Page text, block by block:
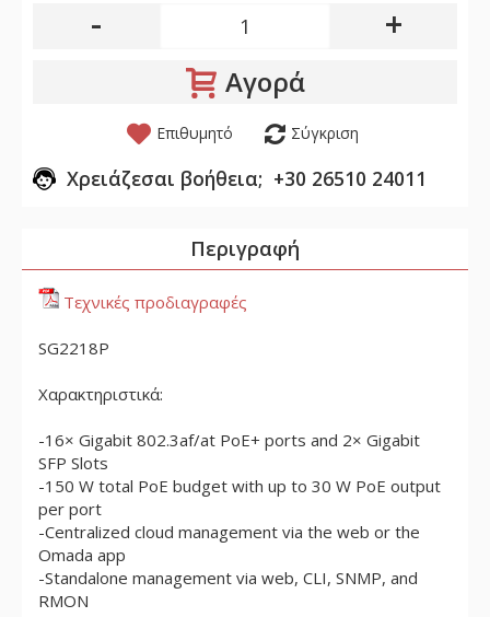
- +
Αγορά
Επιθυμητό Σύγκριση
Χρειάζεσαι βοήθεια; +30 26510 24011
Περιγραφή
Τεχνικές προδιαγραφές
SG2218P
Χαρακτηριστικά:
-16× Gigabit 802.3af/at PoE+ ports and 2× Gigabit
SFP Slots
-150 W total PoE budget with up to 30 W PoE output
per port
-Centralized cloud management via the web or the
Omada app
-Standalone management via web, CLI, SNMP, and
RMON